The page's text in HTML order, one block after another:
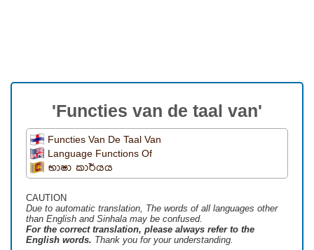
'Functies van de taal van'
Functies Van De Taal Van
Language Functions Of
භාෂා කාර්යය
CAUTION
Due to automatic translation, The words of all languages ​​other
than English and Sinhala may be confused.
For the correct translation, please always refer to the
English words. Thank you for your understanding.